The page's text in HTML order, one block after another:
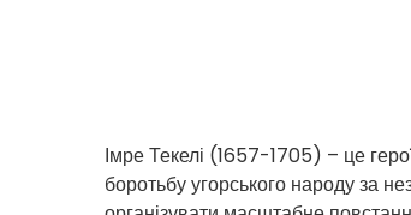
Імре Текелі (1657-1705) – це
боротьбу угорського народу за